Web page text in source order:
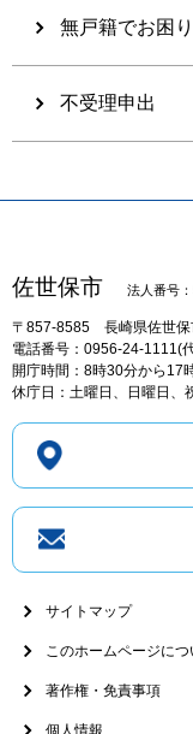
無戸籍でお困
不受理申出
佐世保市 法人番号
〒857-8585 長崎県佐世
電話番号：0956-24-1111(
開庁時間：8時30分から17
休庁日：土曜日、日曜日、
サイトマップ
このホームページにつ
著作権・免責事項
個人情報